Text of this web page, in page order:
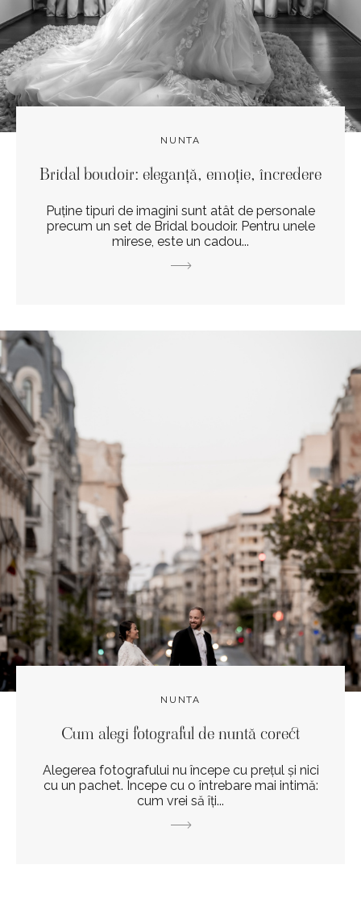
NUNTA
Bridal boudoir: eleganță, emoție, încredere
Puține tipuri de imagini sunt atât de personale
precum un set de Bridal boudoir. Pentru unele
mirese, este un cadou...
NUNTA
Cum alegi fotograful de nuntă corect
Alegerea fotografului nu începe cu prețul și nici
cu un pachet. Începe cu o întrebare mai intimă:
cum vrei să îți...